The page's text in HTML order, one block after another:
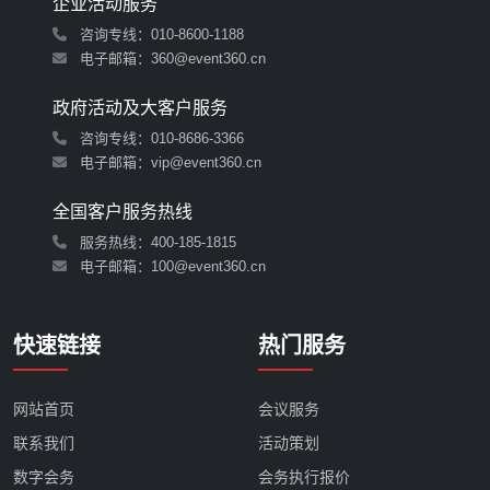
企业活动服务
咨询专线：010-8600-1188
电子邮箱：360@event360.cn
政府活动及大客户服务
咨询专线：010-8686-3366
电子邮箱：vip@event360.cn
全国客户服务热线
服务热线： 400-185-1815
电子邮箱：100@event360.cn
快速链接
网站首页
联系我们
数字会务
热门服务
会议服务
活动策划
会务执行报价